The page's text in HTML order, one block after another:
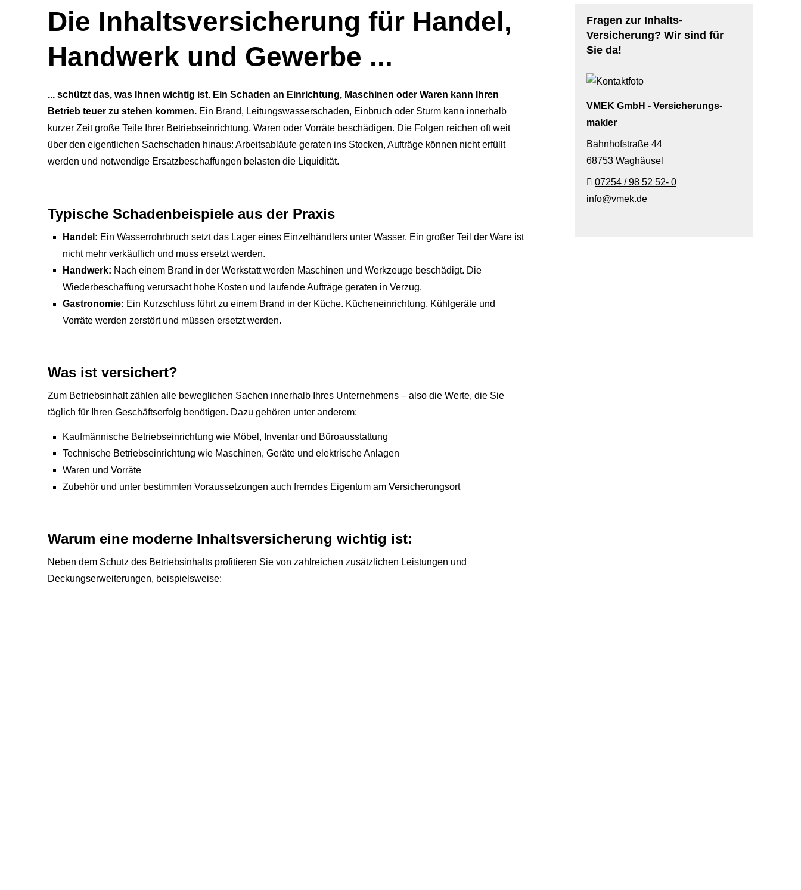
Fragen zur Inhalts-
Versicherung? Wir sind für
Sie da!
VMEK GmbH - Ver­sicherungs­
makler
Bahnhofstraße 44
68753 Waghäusel
07254 / 98 52 52- 0
info@vmek.de
Die Inhaltsversicherung für Handel,
Handwerk und Gewerbe ...
... schützt das, was Ihnen wichtig ist. Ein Schaden an Einrichtung, Maschinen oder Waren kann Ihren
Betrieb teuer zu stehen kommen. Ein Brand, Leitungswasserschaden, Einbruch oder Sturm kann innerhalb
kurzer Zeit große Teile Ihrer Betriebseinrichtung, Waren oder Vorräte beschädigen. Die Folgen reichen oft weit
über den eigentlichen Sachschaden hinaus: Arbeitsabläufe geraten ins Stocken, Aufträge können nicht erfüllt
werden und notwendige Ersatzbeschaffungen belasten die Liquidität.
Typische Schadenbeispiele aus der Praxis
Handel: Ein Wasserrohrbruch setzt das Lager eines Einzelhändlers unter Wasser. Ein großer Teil der Ware ist
nicht mehr verkäuflich und muss ersetzt werden.
Handwerk: Nach einem Brand in der Werkstatt werden Maschinen und Werkzeuge beschädigt. Die
Wiederbeschaffung verursacht hohe Kosten und laufende Aufträge geraten in Verzug.
Gastronomie: Ein Kurzschluss führt zu einem Brand in der Küche. Kücheneinrichtung, Kühlgeräte und
Vorräte werden zerstört und müssen ersetzt werden.
Was ist versichert?
Zum Betriebsinhalt zählen alle beweglichen Sachen innerhalb Ihres Unternehmens – also die Werte, die Sie
täglich für Ihren Geschäftserfolg benötigen. Dazu gehören unter anderem:
Kaufmännische Betriebseinrichtung wie Möbel, Inventar und Büroausstattung
Technische Betriebseinrichtung wie Maschinen, Geräte und elektrische Anlagen
Waren und Vorräte
Zubehör und unter bestimmten Voraussetzungen auch fremdes Eigentum am Versicherungsort
Warum eine moderne Inhaltsversicherung wichtig ist:
Neben dem Schutz des Betriebsinhalts profitieren Sie von zahlreichen zusätzlichen Leistungen und
Deckungserweiterungen, beispielsweise: